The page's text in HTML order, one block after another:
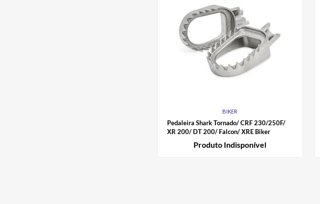
BIKER
Pedaleira Shark Tornado/ CRF 230/250F/
XR 200/ DT 200/ Falcon/ XRE Biker
Produto Indisponível